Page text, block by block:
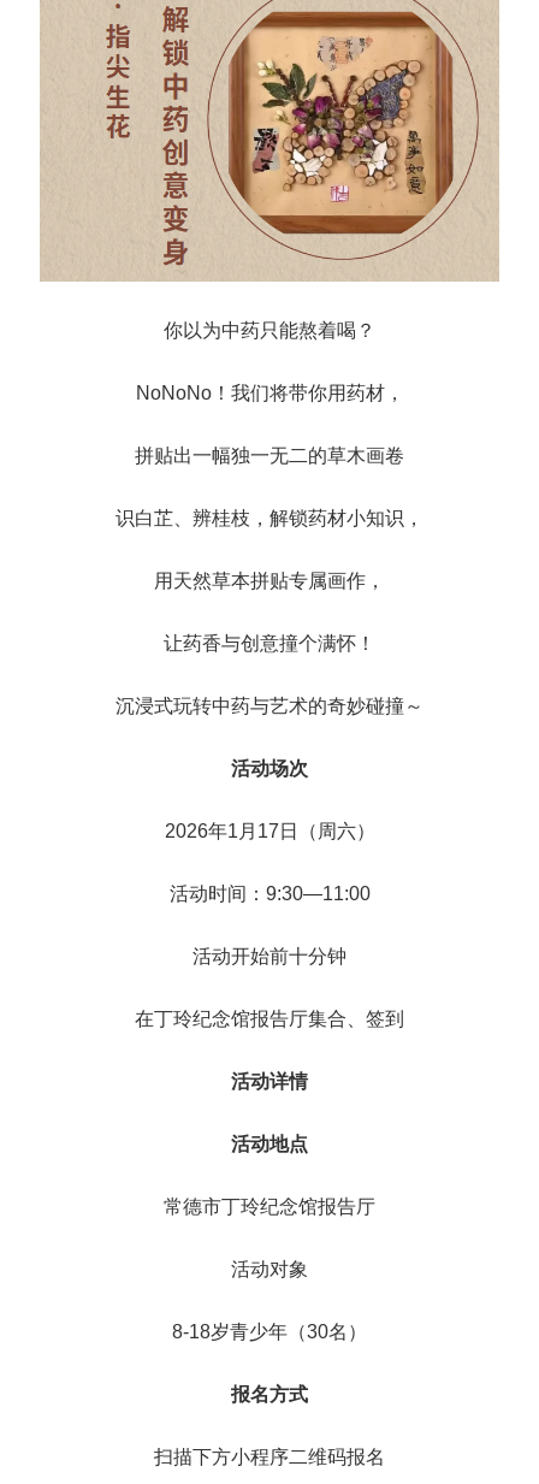
你以为中药只能熬着喝？
NoNoNo！我们将带你用药材，
拼贴出一幅独一无二的草木画卷
识白芷、辨桂枝，解锁药材小知识，
用天然草本拼贴专属画作，
让药香与创意撞个满怀！
沉浸式玩转中药与艺术的奇妙碰撞～
活动场次
2026年1月17日（周六）
活动时间：9:30—11:00
活动开始前十分钟
在丁玲纪念馆报告厅集合、签到
活动详情
活动地点
常德市丁玲纪念馆报告厅
活动对象
8-18岁青少年（30名）
报名方式
扫描下方小程序二维码报名